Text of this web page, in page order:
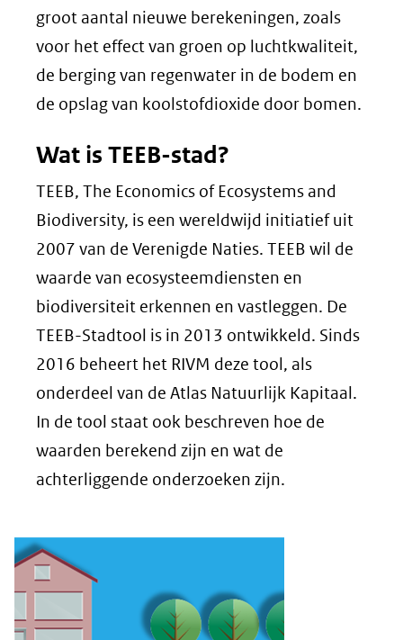
groot aantal nieuwe berekeningen, zoals
voor het effect van groen op luchtkwaliteit,
de berging van regenwater in de bodem en
de opslag van koolstofdioxide door bomen.
Wat is TEEB-stad?
TEEB, The Economics of Ecosystems and
Biodiversity, is een wereldwijd initiatief uit
2007 van de Verenigde Naties. TEEB wil de
waarde van ecosysteemdiensten en
biodiversiteit erkennen en vastleggen. De
TEEB-Stadtool is in 2013 ontwikkeld. Sinds
2016 beheert het RIVM deze tool, als
onderdeel van de Atlas Natuurlijk Kapitaal.
In de tool staat ook beschreven hoe de
waarden berekend zijn en wat de
achterliggende onderzoeken zijn.